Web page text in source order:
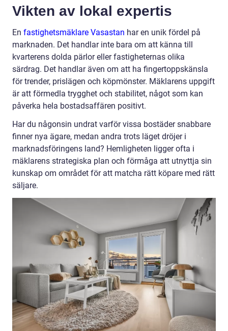
Vikten av lokal expertis
En fastighetsmäklare Vasastan har en unik fördel på
marknaden. Det handlar inte bara om att känna till
kvarterens dolda pärlor eller fastigheternas olika
särdrag. Det handlar även om att ha fingertoppskänsla
för trender, prislägen och köpmönster. Mäklarens uppgift
är att förmedla trygghet och stabilitet, något som kan
påverka hela bostadsaffären positivt.
Har du någonsin undrat varför vissa bostäder snabbare
finner nya ägare, medan andra trots läget dröjer i
marknadsföringens land? Hemligheten ligger ofta i
mäklarens strategiska plan och förmåga att utnyttja sin
kunskap om området för att matcha rätt köpare med rätt
säljare.